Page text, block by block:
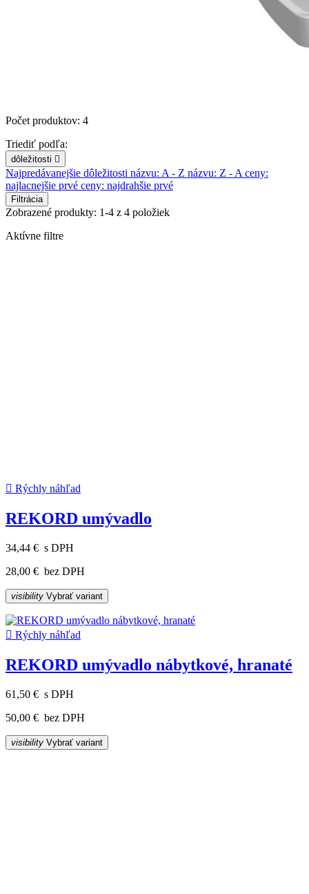
Počet produktov: 4
Triediť podľa:
dôležitosti 
Najpredávanejšie dôležitosti názvu: A - Z názvu: Z - Aceny:
najlacnejšie prvé ceny: najdrahšie prvé
Filtrácia
Zobrazené produkty: 1-4 z 4 položiek
Aktívne filtre
 Rýchly náhľad
REKORD umývadlo
34,44 € s DPH
28,00 € bez DPH
visibility Vybrať variant
 Rýchly náhľad
REKORD umývadlo nábytkové, hranaté
61,50 € s DPH
50,00 € bez DPH
visibility Vybrať variant